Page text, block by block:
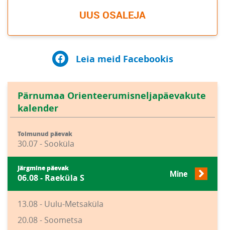
UUS OSALEJA
Leia meid Facebookis
Pärnumaa Orienteerumisneljapäevakute
kalender
Toimunud päevak
30.07 - Sooküla
Järgmine päevak
06.08 - Raeküla S Mine
13.08 - Uulu-Metsaküla
20.08 - Soometsa